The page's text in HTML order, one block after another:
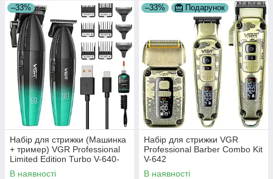
–33%
Набір для стрижки (Машинка
+ тример) VGR Professional
Limited Edition Turbo V-640-
S2 Green
В наявності
–33% Подарунок
Набір для стрижки VGR
Professional Barber Combo Kit
V-642
В наявності